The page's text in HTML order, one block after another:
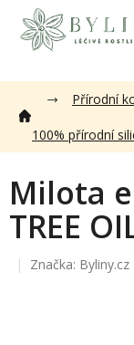
obsah
Přírodní
100% přírodní
Milota
TREE
Značka: Byliny.cz